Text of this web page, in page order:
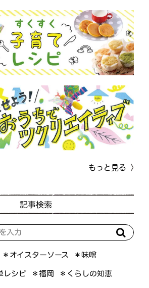
もっと見る
記事検索
＊オイスターソース ＊味噌
レシピ ＊福岡 ＊くらしの知恵